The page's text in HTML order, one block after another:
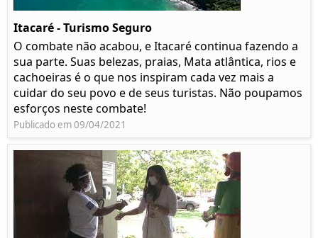
Itacaré - Turismo Seguro
O combate não acabou, e Itacaré continua fazendo a
sua parte. Suas belezas, praias, Mata atlântica, rios e
cachoeiras é o que nos inspiram cada vez mais a
cuidar do seu povo e de seus turistas. Não poupamos
esforços neste combate!
Publicado em 09/04/2021